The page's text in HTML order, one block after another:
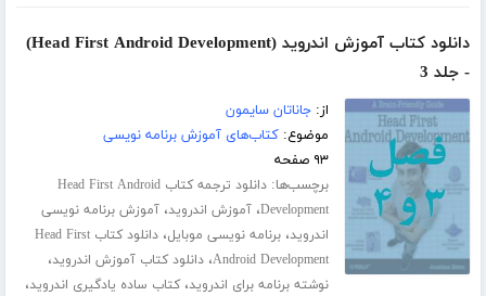
دانلود کتاب آموزش اندروید (Head First Android Development)
- جلد 3
از:جاناتان سایمون
موضوع:کتاب‌های آموزش برنامه نویسی
۹۳ صفحه
برچسب‌ها:
دانلود ترجمه کتاب Head First Android
Development،آموزش اندروید،آموزش برنامه نویسی
اندروید،برنامه نویسی موبایل،
دانلود کتاب Head First
Android Development،دانلود کتاب آموزش اندروید،
نوشته برنامه برای اندروید،کتاب ساده یادگیری اندروید،